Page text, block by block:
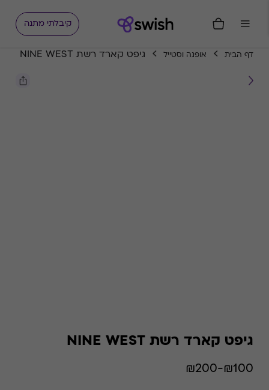
קיבלתי מתנה
דף הבית אופנה וסטייל גיפט קארד רשת NINE WEST
גיפט קארד רשת NINE WEST
₪100-₪200